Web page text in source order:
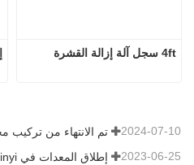
4ft سجل آلة إزالة القشرة
2024-07-10
2023-06-25